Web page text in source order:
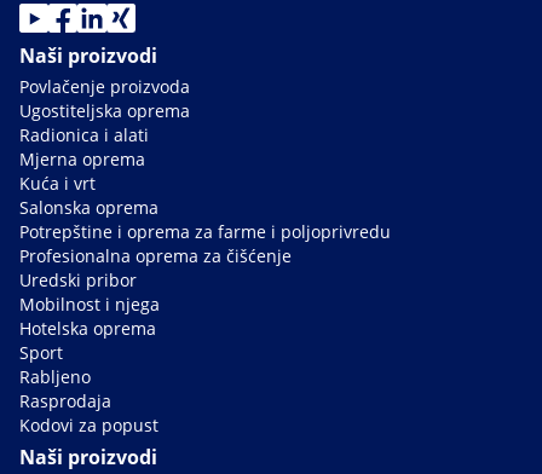
Naši proizvodi
Povlačenje proizvoda
Ugostiteljska oprema
Radionica i alati
Mjerna oprema
Kuća i vrt
Salonska oprema
Potrepštine i oprema za farme i poljoprivredu
Profesionalna oprema za čišćenje
Uredski pribor
Mobilnost i njega
Hotelska oprema
Sport
Rabljeno
Rasprodaja
Kodovi za popust
Naši proizvodi